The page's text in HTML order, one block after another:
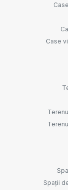
Case
Spații